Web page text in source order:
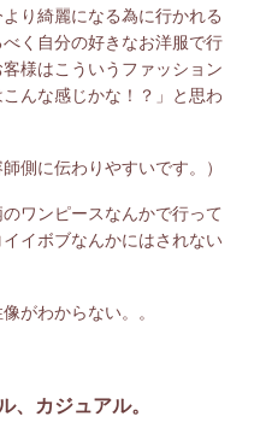
り綺麗になる為に行かれる
く自分の好きなお洋服で行
様はこういうファッション
んな感じかな！？」と思わ
側に伝わりやすいです。）
ワンピースなんかで行って
イボブなんかにはされない
がわからない。。
、カジュアル。